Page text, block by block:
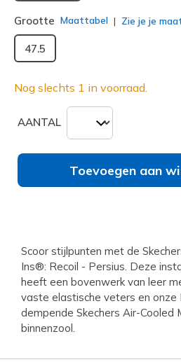
Grootte Maattabel Zie je je
47.5
Nog slechts 1 in voorraad.
AANTAL
Toevoegen aan
Scoor stijlpunten met de
Ins®: Recoil - Persius. Deze
heeft een bovenwerk van leer
vaste elastische veters en
dempende Skechers Air-Cooled
binnenzool.